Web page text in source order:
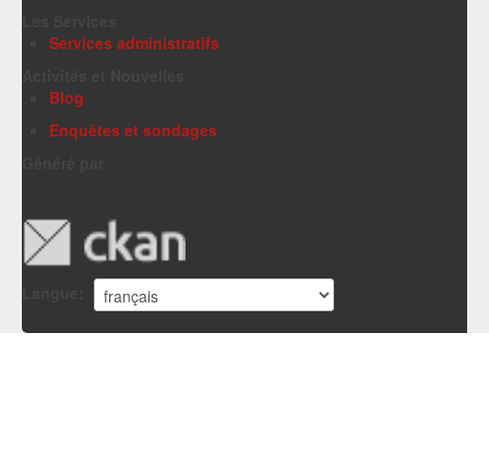
Services administratifs
Blog
Enquêtes et sondages